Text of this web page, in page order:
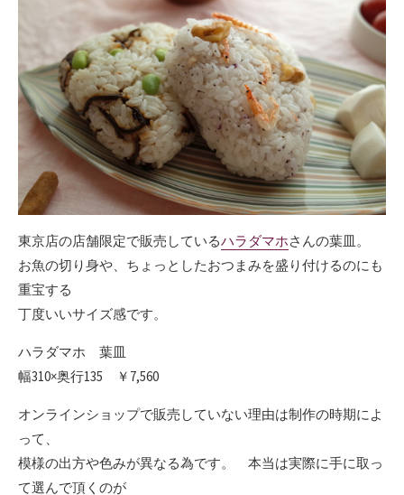
東京店の店舗限定で販売しているハラダマホさんの葉皿。
お魚の切り身や、ちょっとしたおつまみを盛り付けるのにも
重宝する
丁度いいサイズ感です。
ハラダマホ 葉皿
幅310×奥行135 ￥7,560
オンラインショップで販売していない理由は制作の時期によ
って、
模様の出方や色みが異なる為です。 本当は実際に手に取っ
て選んで頂くのが